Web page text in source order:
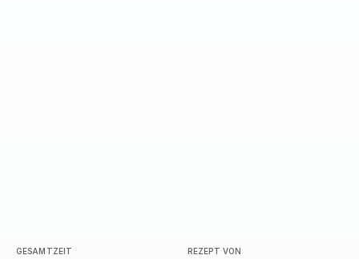
GESAMTZEIT REZEPT VON